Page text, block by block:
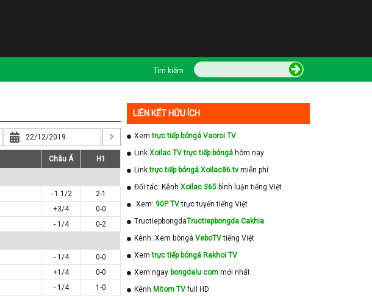
Tìm kiếm
Châu Á H1
- 1 1/2
2-1
+3/4
0-0
- 1/4
0-2
- 1/4
0-0
+1/4
0-0
- 1/4
1-0
LIÊN KẾT HỮU ÍCH
Xemtrực tiếp bóngá Vaoroi TV
Link Xoilac TV trực tiếp bóngá hôm nay
Linktrực tiếp bóngá Xoilac86.tv miễn phí
Đối tác: Kênh Xoilac 365 bình luận tiếng Việt.
Xem: 90P TVtrực tuyến tiếng Việt
TructiepbongdaTructiepbongda Cakhia
Kênh: Xem bóngá VeboTVtiếng Việt
Xemtrực tiếp bóngá Rakhoi TV
Xem ngay bongdalu com mới nhất
Kênh Mitom TVfull HD